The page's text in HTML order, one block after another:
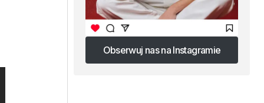
Obserwuj nas na Instagramie
Obserwuj nas na Instagramie